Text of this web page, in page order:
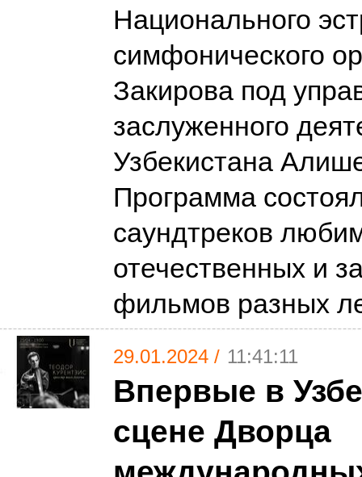
Национального
симфонического
Закирова под
заслуженного
Узбекистана
Программа
саундтреков
отечественных и
фильмов разных
29.01.2024 / 11:41:11
Впервые в
сцене Дворца